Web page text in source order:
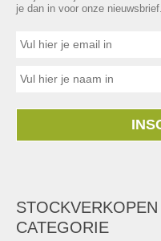
je dan in voor onze nieuwsbrief.
CATEGORIE